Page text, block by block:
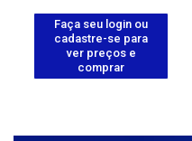
Faça seu login ou
cadastre-se para
ver preços e
comprar